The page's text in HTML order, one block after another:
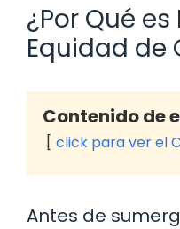
¿Por Qué
Equidad de
Contenido de
click para ver el
Antes de